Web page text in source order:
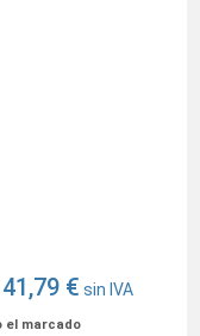
41,79 € sin IVA
el marcado